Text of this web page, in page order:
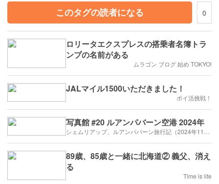
このタグの読者になる
0
ロリータエクスプレスの搭乗者名簿トラ
ンプの名前がある
ムラゴン ブログ 始め TOKYO!
JALマイル1500いただきました！
ポイ活挑戦！
写真館 #20 ルアンパバーン空港 2024年
89歳、85歳と一緒に北海道② 義父、消え
る
Time is life